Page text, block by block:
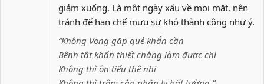
giảm xuống. Là một ngày xấu về mọi mặt, nên
tránh để hạn chế mưu sự khó thành công như ý.
“Không Vong gặp quẻ khẩn cần
Bệnh tật khẩn thiết chẳng làm được chi
Không thì ôn tiểu thê nhi